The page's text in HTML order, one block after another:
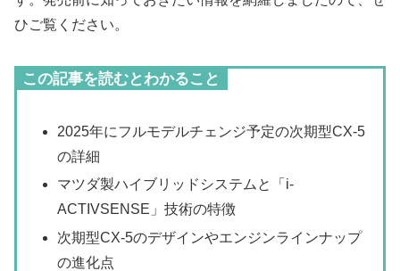
ひご覧ください。
この記事を読むとわかること
2025年にフルモデルチェンジ予定の次期型CX-5
の詳細
マツダ製ハイブリッドシステムと「i-
ACTIVSENSE」技術の特徴
次期型CX-5のデザインやエンジンラインナップ
の進化点